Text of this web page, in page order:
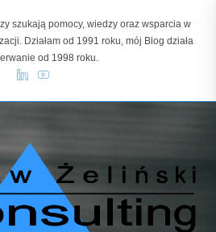
szukają pomocy, wiedzy oraz wsparcia w
Działam od 1991 roku, mój Blog działa
od 1998 roku.